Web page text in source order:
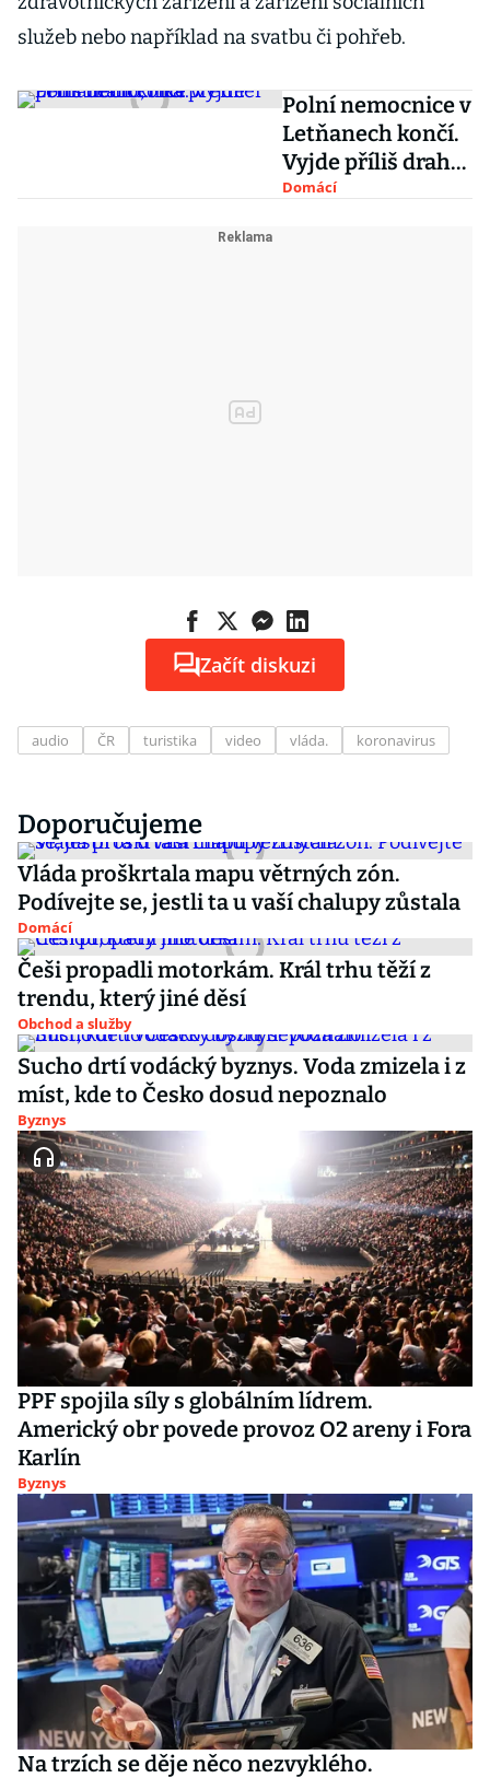
služeb nebo například na svatbu či pohřeb.
Polní nemocnice v
Letňanech končí.
Vyjde příliš draho,
říká premiér
Domácí
Začít diskuzi
audio ČR turistika video vláda. koronavirus
Doporučujeme
Vláda proškrtala mapu větrných zón.
Podívejte se, jestli ta u vaší chalupy zůstala
Domácí
Češi propadli motorkám. Král trhu těží z
trendu, který jiné děsí
Obchod a služby
Sucho drtí vodácký byznys. Voda zmizela i z
míst, kde to Česko dosud nepoznalo
Byznys
PPF spojila síly s globálním lídrem.
Americký obr povede provoz O2 areny i Fora
Karlín
Byznys
Na trzích se děje něco nezvyklého.